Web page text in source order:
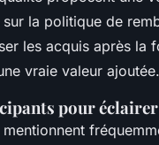
la politique de
les acquis après la
vraie valeur ajoutée.
pour